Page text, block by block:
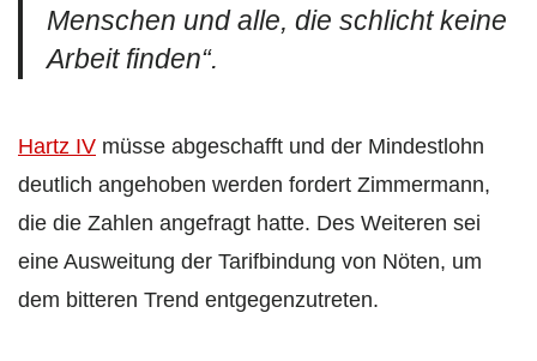
Menschen und alle, die schlicht keine
Arbeit finden“.
Hartz IV müsse abgeschafft und der Mindestlohn
deutlich angehoben werden fordert Zimmermann,
die die Zahlen angefragt hatte. Des Weiteren sei
eine Ausweitung der Tarifbindung von Nöten, um
dem bitteren Trend entgegenzutreten.